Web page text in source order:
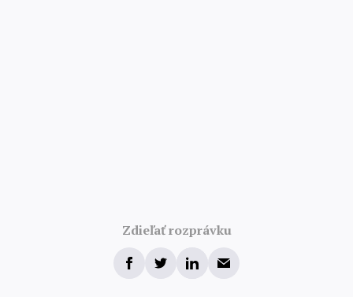
Zdieľať rozprávku